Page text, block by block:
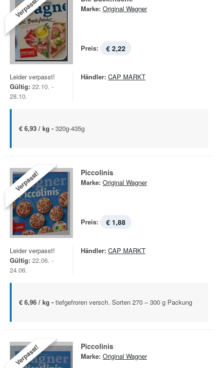
Verpasst! Marke: Original Wagner
Preis: € 2,22
Leider verpasst!
Gültig: 22.10. -
28.10.
Händler: CAP MARKT
€ 6,93 / kg - 320g-435g
Verpasst! Piccolinis
Marke: Original Wagner
Preis: € 1,88
Leider verpasst!
Gültig: 22.06. -
24.06.
Händler: CAP MARKT
€ 6,96 / kg - tiefgefroren versch. Sorten 270 – 300 g Packung
Verpasst! Piccolinis
Marke: Original Wagner